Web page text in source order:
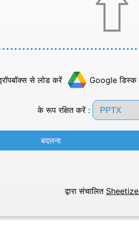
से लोड करें Google
के रूप रक्षित करें :
बदलना
द्वारा संचालित